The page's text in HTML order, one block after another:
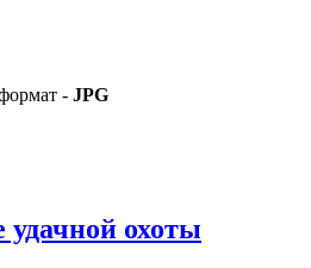
- JPG
охоты